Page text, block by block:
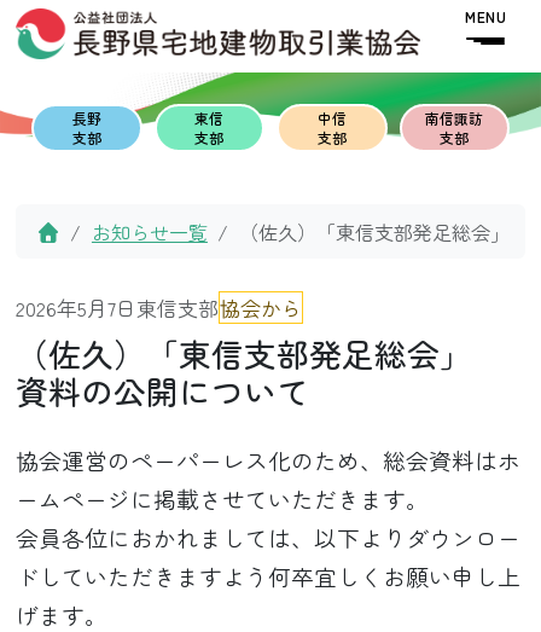
Skip to content
Skip to footer
長野
支部
東信
支部
中信
支部
南信諏訪
支部
Homeお知らせ一覧 （佐久）「東信支部発足総会」
2026年5月7日 東信支部協会から
（佐久）「東信支部発足総会」
資料の公開について
協会運営のペーパーレス化のため、総会資料はホ
ームページに掲載させていただきます。
会員各位におかれましては、以下よりダウンロー
ドしていただきますよう何卒宜しくお願い申し上
げます。
MENU